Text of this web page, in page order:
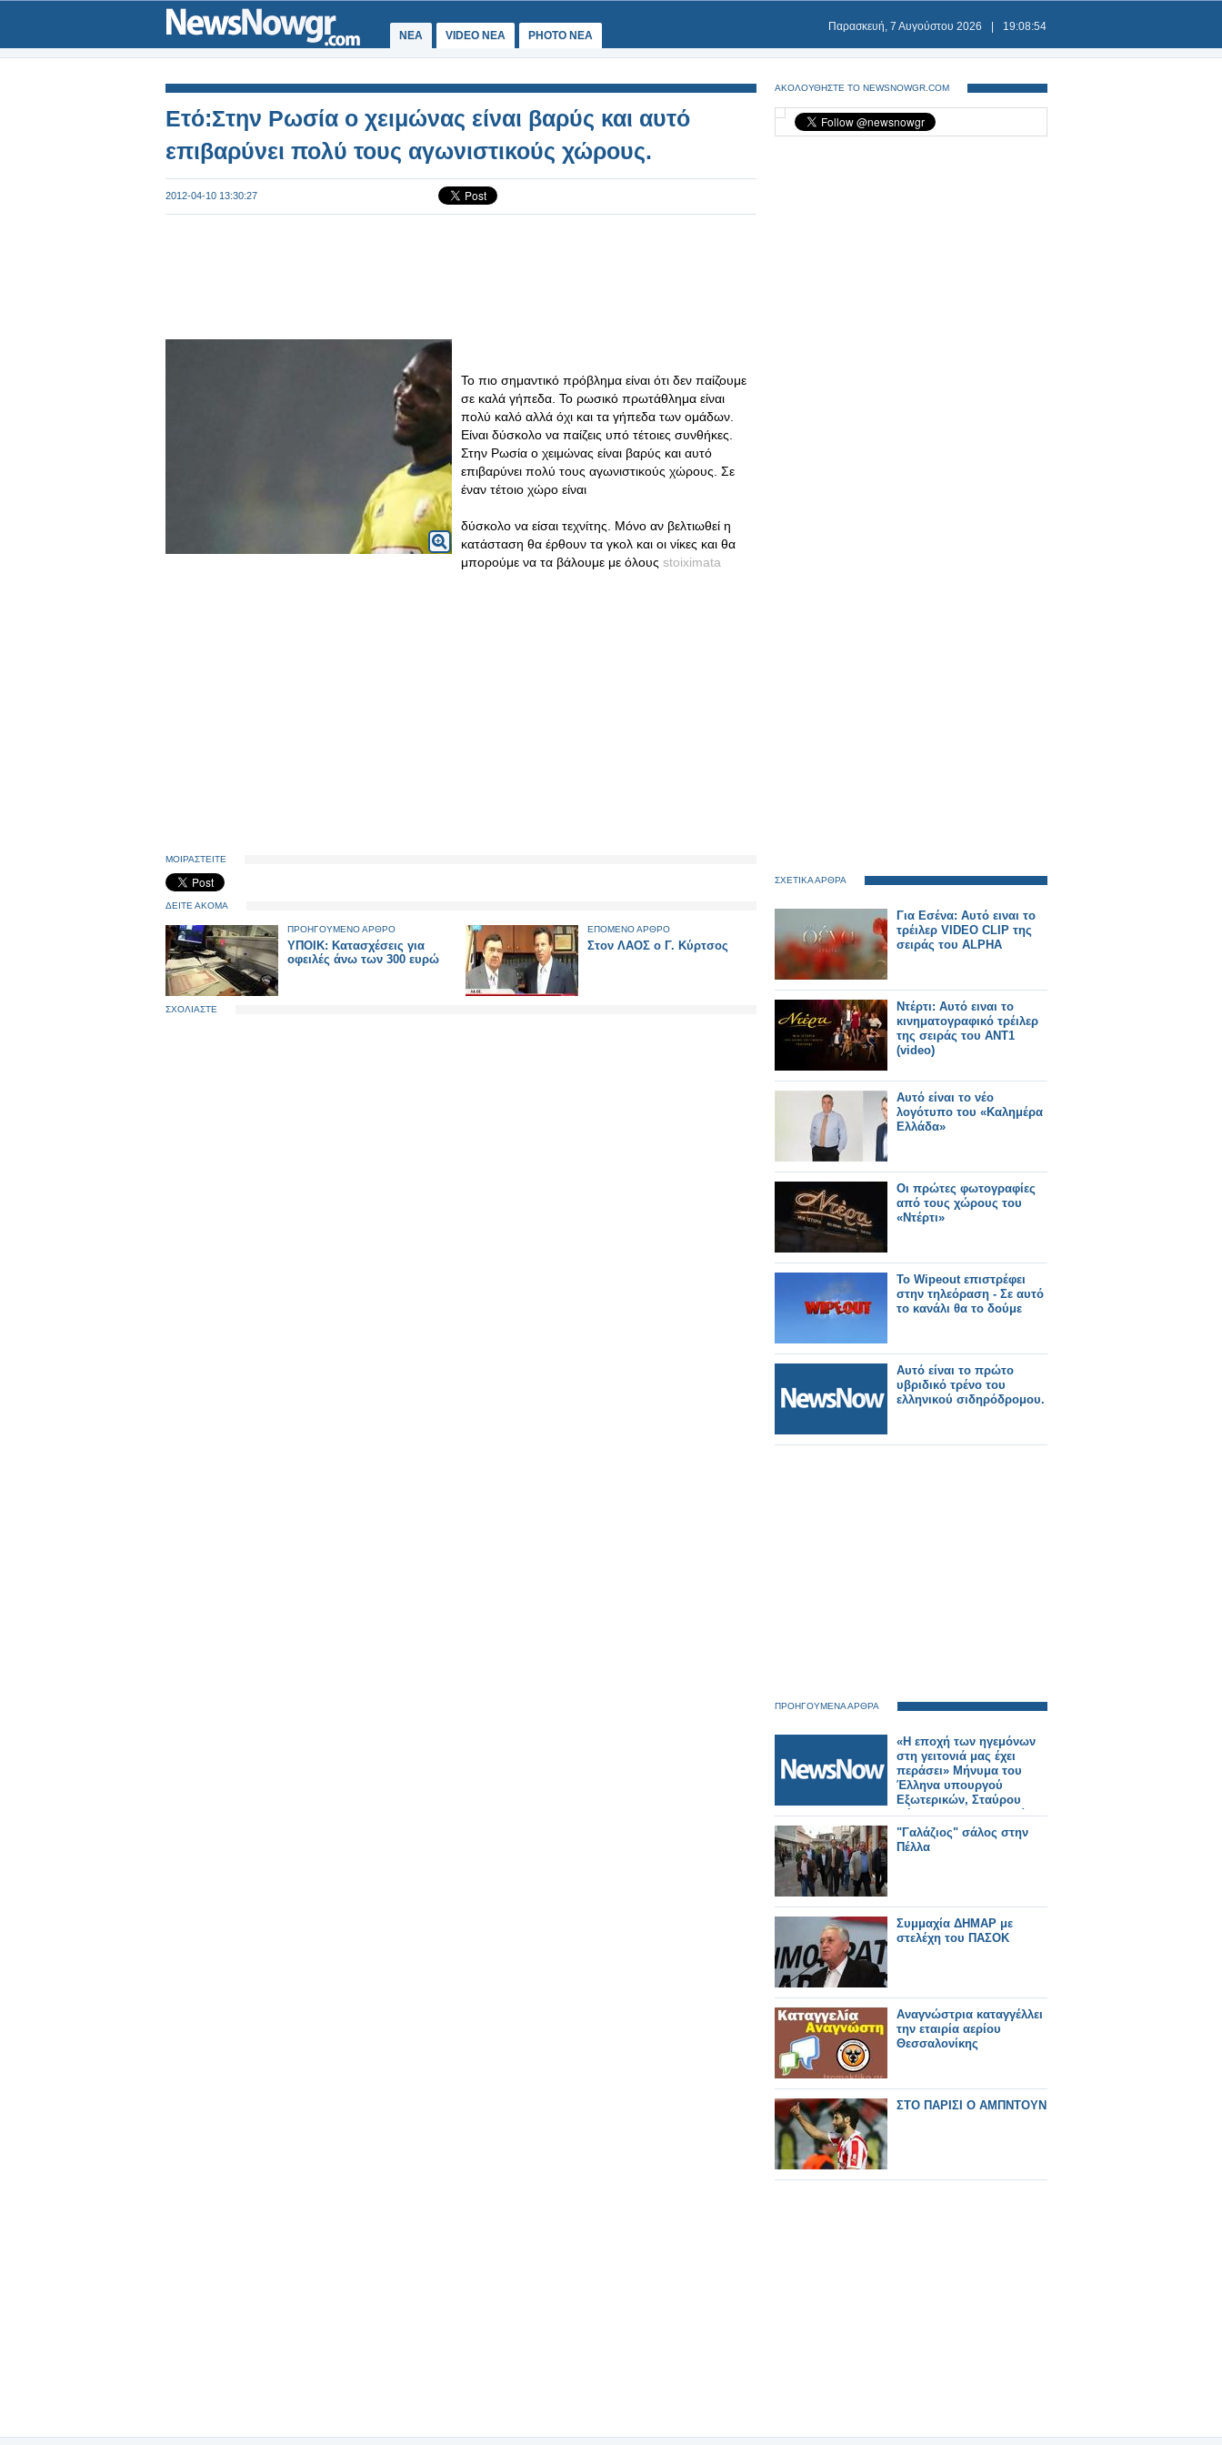
ΝΕΑ VIDEO NEA PHOTO NEA
Παρασκευή, 7 Αυγούστου 2026 19:08:54
Ετό:Στην Ρωσία ο χειμώνας είναι βαρύς και αυτό
επιβαρύνει πολύ τους αγωνιστικούς χώρους.
2012-04-10 13:30:27
Το πιο σημαντικό πρόβλημα είναι ότι δεν παίζουμε
σε καλά γήπεδα. Το ρωσικό πρωτάθλημα είναι
πολύ καλό αλλά όχι και τα γήπεδα των ομάδων.
Είναι δύσκολο να παίζεις υπό τέτοιες συνθήκες.
Στην Ρωσία ο χειμώνας είναι βαρύς και αυτό
επιβαρύνει πολύ τους αγωνιστικούς χώρους. Σε
έναν τέτοιο χώρο είναι
δύσκολο να είσαι τεχνίτης. Μόνο αν βελτιωθεί η
κατάσταση θα έρθουν τα γκολ και οι νίκες και θα
μπορούμε να τα βάλουμε με όλους stoiximata
ΜΟΙΡΑΣΤΕΙΤΕ
ΔΕΙΤΕ ΑΚΟΜΑ
ΠΡΟΗΓΟΥΜΕΝΟ ΑΡΘΡΟ
ΥΠΟΙΚ: Κατασχέσεις για
οφειλές άνω των 300 ευρώ
ΕΠΟΜΕΝΟ ΑΡΘΡΟ
Στον ΛΑΟΣ ο Γ. Κύρτσος
ΣΧΟΛΙΑΣΤΕ
ΑΚΟΛΟΥΘΗΣΤΕ ΤΟ NEWSNOWGR.COM
ΣΧΕΤΙΚΑ ΑΡΘΡΑ
Για Εσένα: Αυτό ειναι το
τρέιλερ VIDEO CLIP της
σειράς του ALPHA
Ντέρτι: Αυτό ειναι το
κινηματογραφικό τρέιλερ
της σειράς του ΑΝΤ1
(video)
Αυτό είναι το νέο
λογότυπο του «Καλημέρα
Ελλάδα»
Οι πρώτες φωτογραφίες
από τους χώρους του
«Ντέρτι»
Το Wipeout επιστρέφει
στην τηλεόραση - Σε αυτό
το κανάλι θα το δούμε
Αυτό είναι το πρώτο
υβριδικό τρένο του
ελληνικού σιδηρόδρομου.
ΠΡΟΗΓΟΥΜΕΝΑ ΑΡΘΡΑ
«Η εποχή των ηγεμόνων
στη γειτονιά μας έχει
περάσει» Μήνυμα του
Έλληνα υπουργού
Εξωτερικών, Σταύρου
Δήμα προς την Τουρκία
"Γαλάζιος" σάλος στην
Πέλλα
Συμμαχία ΔΗΜΑΡ με
στελέχη του ΠΑΣΟΚ
Αναγνώστρια καταγγέλλει
την εταιρία αερίου
Θεσσαλονίκης
ΣΤΟ ΠΑΡΙΣΙ Ο ΑΜΠΝΤΟΥΝ